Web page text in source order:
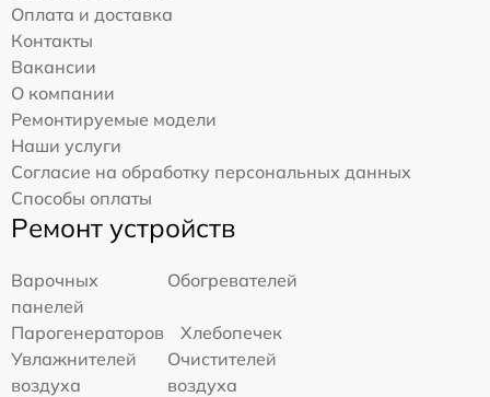
Оплата и доставка
Контакты
Вакансии
О компании
Ремонтируемые модели
Наши услуги
Согласие на обработку персональных данных
Способы оплаты
Ремонт устройств
Варочных
панелей
Обогревателей
Парогенераторов
Хлебопечек
Увлажнителей
воздуха
Очистителей
воздуха